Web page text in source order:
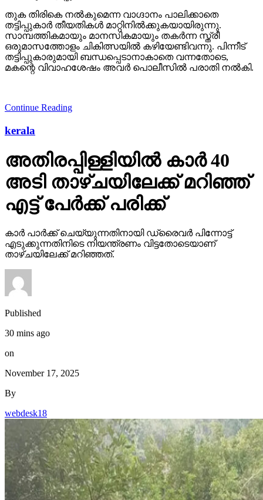
തുക തിരികെ നല്‍കുമെന്ന വാഗ്ദാനം പാലിക്കാതെ
തട്ടിപ്പുകാര്‍ തീയതികള്‍ മാറ്റിനില്‍ക്കുകയായിരുന്നു.
സാമ്പത്തികമായും മാനസികമായും തകര്‍ന്ന സ്ത്രീ
ഒരുമാസത്തോളം ചികിത്സയില്‍ കഴിയേണ്ടിവന്നു. പിന്നീട്
തട്ടിപ്പുകാരുമായി ബന്ധപ്പെടാനാകാതെ വന്നതോടെ,
മകന്റെ വിവാഹശേഷം അവര്‍ പൊലീസില്‍ പരാതി നല്‍കി.
Continue Reading
kerala
അതിരപ്പിള്ളിയില്‍ കാര്‍ 40
അടി താഴ്ചയിലേക്ക് മറിഞ്ഞ്
എട്ട് പേര്‍ക്ക് പരിക്ക്
കാര്‍ പാര്‍ക്ക് ചെയ്യുന്നതിനായി ഡ്രൈവര്‍ പിന്നോട്ട്
എടുക്കുന്നതിനിടെ നിയന്ത്രണം വിട്ടതോടെയാണ്
താഴ്ചയിലേക്ക് മറിഞ്ഞത്.
Published
30 mins ago
on
November 17, 2025
By
webdesk18